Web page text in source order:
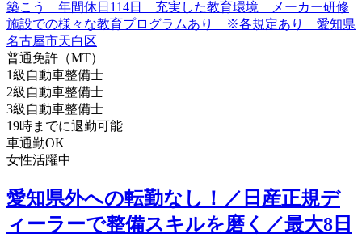
普通免許（MT）
1級自動車整備士
2級自動車整備士
3級自動車整備士
19時までに退勤可能
車通勤OK
女性活躍中
愛知県外への転勤なし！／日産正規デ
ィーラーで整備スキルを磨く／最大8日